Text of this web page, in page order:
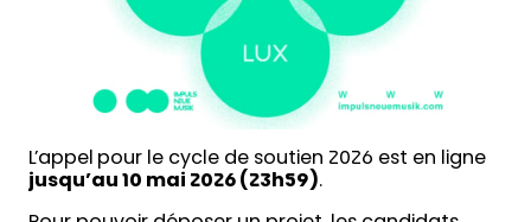
L’appel pour le cycle de soutien 2026 est en ligne
jusqu’au 10 mai 2026 (23h59).